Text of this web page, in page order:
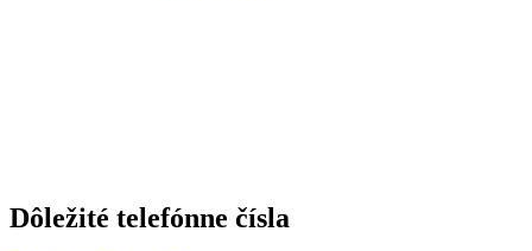
Dôležité telefónne čísla